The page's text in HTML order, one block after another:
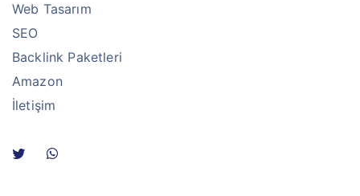
Web Tasarım
SEO
Backlink Paketleri
Amazon
İletişim